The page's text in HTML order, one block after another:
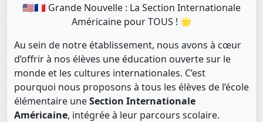
🇺🇸🇫🇷 Grande Nouvelle : La Section Internationale
Américaine pour TOUS ! 🌟
Au sein de notre établissement, nous avons à cœur
d’offrir à nos élèves une éducation ouverte sur le
monde et les cultures internationales. C’est
pourquoi nous proposons à tous les élèves de l’école
élémentaire uneSection Internationale
Américaine, intégrée à leur parcours scolaire.